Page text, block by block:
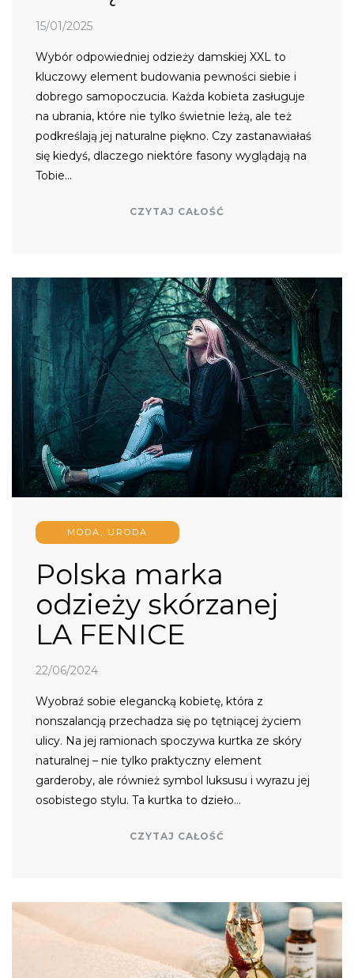
15/01/2025
Wybór odpowiedniej odzieży damskiej XXL to
kluczowy element budowania pewności siebie i
dobrego samopoczucia. Każda kobieta zasługuje
na ubrania, które nie tylko świetnie leżą, ale też
podkreślają jej naturalne piękno. Czy zastanawiałaś
się kiedyś, dlaczego niektóre fasony wyglądają na
Tobie…
CZYTAJ CAŁOŚĆ
MODA, URODA
Polska marka
odzieży skórzanej
LA FENICE
22/06/2024
Wyobraź sobie elegancką kobietę, która z
nonszalancją przechadza się po tętniącej życiem
ulicy. Na jej ramionach spoczywa kurtka ze skóry
naturalnej – nie tylko praktyczny element
garderoby, ale również symbol luksusu i wyrazu jej
osobistego stylu. Ta kurtka to dzieło…
CZYTAJ CAŁOŚĆ